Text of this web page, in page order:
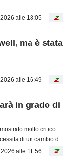
alle 18:05
ma è stata
alle 16:49
in grado di
molto critico
di un cambio di
alle 11:56